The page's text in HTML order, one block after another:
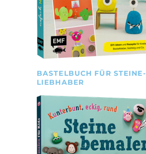
BASTELBUCH FÜR STEINE-
LIEBHABER